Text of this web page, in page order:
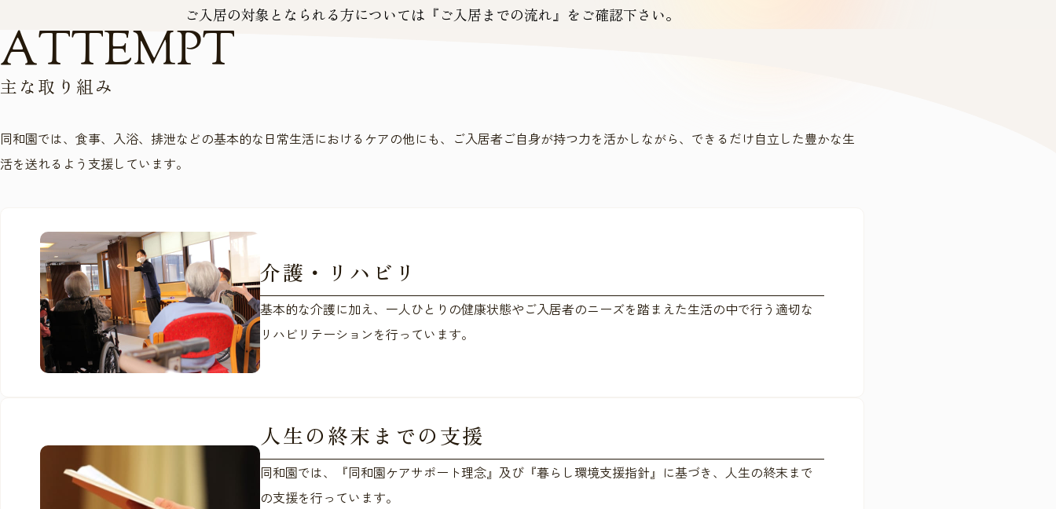
ご入居の対象となられる方については『ご入居までの流れ』をご確認下さい。
ATTEMPT
主 な取 り 組み
同和園では、食事、入浴、排泄などの基本的な日常生活におけるケアの他にも、ご入居者ご自身が持つ力を活かしながら、できるだけ自立した豊かな生
活を送れるよう支援しています。
介護・リハビリ
基本的な介護に加え、一人ひとりの健康状態やご入居者のニーズを踏まえた生活の中で行う適切な
リハビリテーションを行っています。
人生の終末までの支援
同和園では、『同和園ケアサポート理念』及び『暮らし環境支援指針』に基づき、人生の終末まで
の支援を行っています。